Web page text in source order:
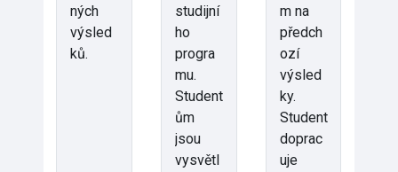
ných
výsled
ků.
studijní
ho
progra
mu.
Student
ům
jsou
vysvětl
m na
předch
ozí
výsled
ky.
Student
doprac
uje